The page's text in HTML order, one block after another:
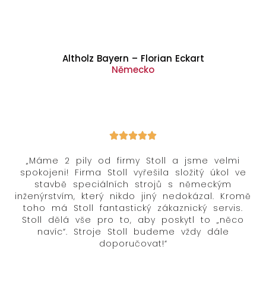
Altholz Bayern – Florian Eckart
Německo
„Máme 2 pily od firmy Stoll a jsme velmi
spokojeni! Firma Stoll vyřešila složitý úkol ve
stavbě speciálních strojů s německým
inženýrstvím, který nikdo jiný nedokázal. Kromě
toho má Stoll fantastický zákaznický servis.
Stoll dělá vše pro to, aby poskytl to „něco
navíc“. Stroje Stoll budeme vždy dále
doporučovat!“